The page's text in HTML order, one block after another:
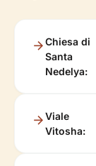
Chiesa di
Santa
Nedelya:
Viale
Vitosha: